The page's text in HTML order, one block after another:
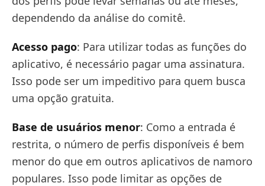
dependendo da análise do comitê.
Acesso pago: Para utilizar todas as funções do
aplicativo, é necessário pagar uma assinatura.
Isso pode ser um impeditivo para quem busca
uma opção gratuita.
Base de usuários menor: Como a entrada é
restrita, o número de perfis disponíveis é bem
menor do que em outros aplicativos de namoro
populares. Isso pode limitar as opções de